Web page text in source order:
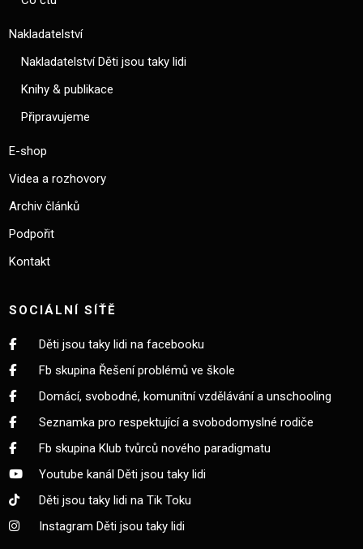
Nakladatelství
Nakladatelství Děti jsou taky lidi
Knihy & publikace
Připravujeme
E-shop
Videa a rozhovory
Archiv článků
Podpořit
Kontakt
SOCIÁLNÍ SÍŤĚ
Děti jsou taky lidi na facebooku
Fb skupina Řešení problémů ve škole
Domácí, svobodné, komunitní vzdělávání a unschooling
Seznamka pro respektující a svobodomyslné rodiče
Fb skupina Klub tvůrců nového paradigmatu
Youtube kanál Děti jsou taky lidi
Děti jsou taky lidi na Tik Toku
Instagram Děti jsou taky lidi